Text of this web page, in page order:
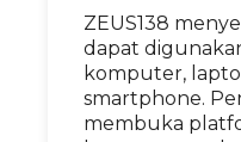
ZEUS138
dapat
komputer,
smartphone.
membuka